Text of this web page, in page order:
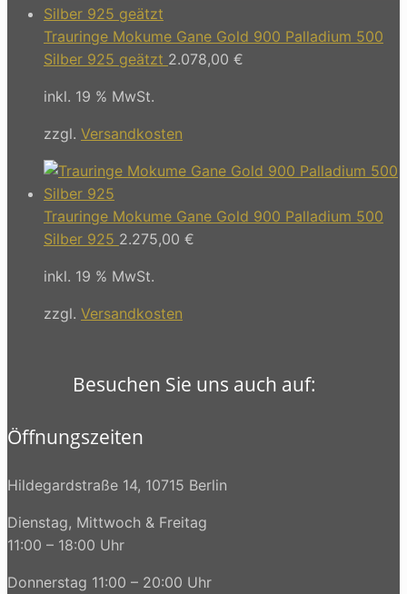
Trauringe Mokume Gane Gold 900 Palladium 500
Silber 925 geätzt 2.078,00 €
inkl. 19 % MwSt.
zzgl. Versandkosten
Trauringe Mokume Gane Gold 900 Palladium 500
Silber 925 2.275,00 €
inkl. 19 % MwSt.
zzgl. Versandkosten
Besuchen Sie uns auch auf:
Öffnungszeiten
Hildegardstraße 14, 10715 Berlin
Dienstag, Mittwoch & Freitag
11:00 – 18:00 Uhr
Donnerstag 11:00 – 20:00 Uhr